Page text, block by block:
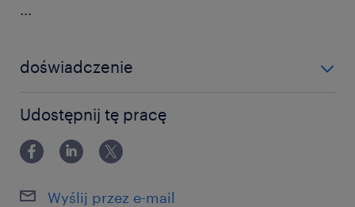
...
doświadczenie
Udostępnij tę pracę
Wyślij przez e-mail